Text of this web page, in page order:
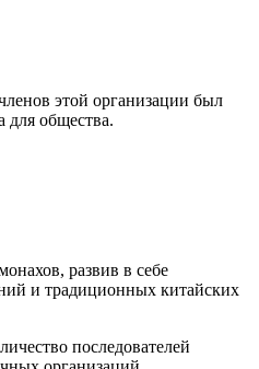
этой организации был
для общества.
развив в себе
и традиционных китайских
последователей